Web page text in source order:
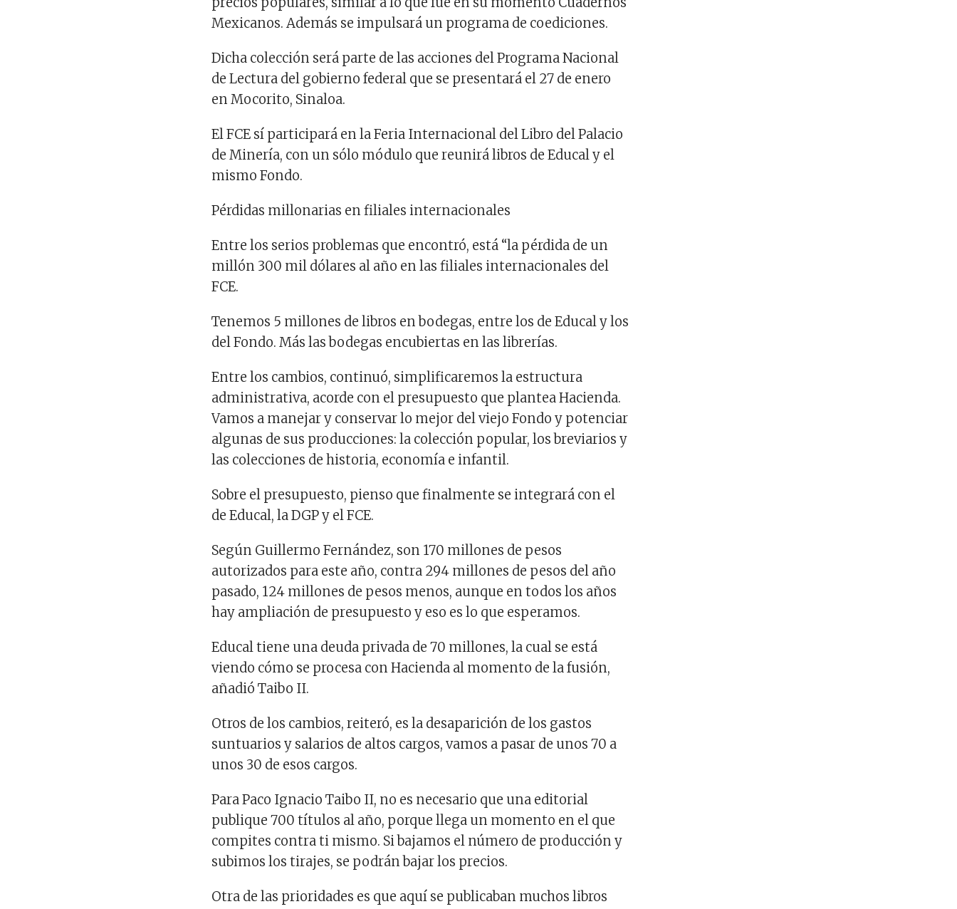
Mexicanos. Además se impulsará un programa de coediciones.
Dicha colección será parte de las acciones del Programa Nacional
de Lectura del gobierno federal que se presentará el 27 de enero
en Mocorito, Sinaloa.
El FCE sí participará en la Feria Internacional del Libro del Palacio
de Minería, con un sólo módulo que reunirá libros de Educal y el
mismo Fondo.
Pérdidas millonarias en filiales internacionales
Entre los serios problemas que encontró, está “la pérdida de un
millón 300 mil dólares al año en las filiales internacionales del
FCE.
Tenemos 5 millones de libros en bodegas, entre los de Educal y los
del Fondo. Más las bodegas encubiertas en las librerías.
Entre los cambios, continuó, simplificaremos la estructura
administrativa, acorde con el presupuesto que plantea Hacienda.
Vamos a manejar y conservar lo mejor del viejo Fondo y potenciar
algunas de sus producciones: la colección popular, los breviarios y
las colecciones de historia, economía e infantil.
Sobre el presupuesto, pienso que finalmente se integrará con el
de Educal, la DGP y el FCE.
Según Guillermo Fernández, son 170 millones de pesos
autorizados para este año, contra 294 millones de pesos del año
pasado, 124 millones de pesos menos, aunque en todos los años
hay ampliación de presupuesto y eso es lo que esperamos.
Educal tiene una deuda privada de 70 millones, la cual se está
viendo cómo se procesa con Hacienda al momento de la fusión,
añadió Taibo II.
Otros de los cambios, reiteró, es la desaparición de los gastos
suntuarios y salarios de altos cargos, vamos a pasar de unos 70 a
unos 30 de esos cargos.
Para Paco Ignacio Taibo II, no es necesario que una editorial
publique 700 títulos al año, porque llega un momento en el que
compites contra ti mismo. Si bajamos el número de producción y
subimos los tirajes, se podrán bajar los precios.
Otra de las prioridades es que aquí se publicaban muchos libros